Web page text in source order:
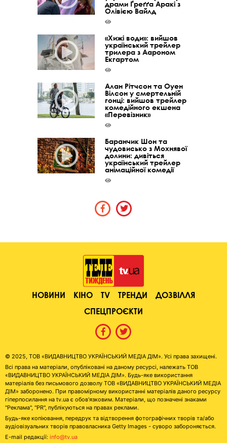
драми Ґреґґа Аракі з
Олівією Вайлд
«Хижі води»: вийшов
український трейлер
трилера з Аароном
Екгартом
Алан Рітчсон та Оуен
Вілсон у смертельній
гонці: вийшов трейлер
комедійного екшена
«Перевізник»
Баранчик Шон та
чудовисько з Мохнявої
долини: дивіться
український трейлер
анімаційної комедії
НОВИНИ КІНО TV ТРЕНДИ
ДОЗВІЛЛЯ
СПЕЦПРОЄКТИ
© 2025, ТОВ «ВИДАВНИЦТВО УКРАЇНСЬКИЙ МЕДІА ДІМ». Усі права захищені.
Всі права на матеріали, опубліковані на даному ресурсі, належать ТОВ
«ВИДАВНИЦТВО УКРАЇНСЬКИЙ МЕДІА ДІМ». Будь-яке використання
матеріалів без письмового дозволу ТОВ «ВИДАВНИЦТВО УКРАЇНСЬКИЙ МЕДІА
ДІМ» заборонено. При правомірному використанні матеріалів даного ресурсу
гіперпосилання на tv.ua є обов'язковим. Матеріали, що позначені знаками
"Реклама", "PR", публікуються на правах реклами.
Будь-яке копіювання, передрук та відтворення фотографічних творів та/або
аудіовізуальних творів правовласника Getty Images - суворо забороняється.
E-mail редакції: info@tv.ua